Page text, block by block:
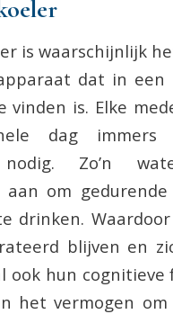
is waarschijnlijk
dat in een
vinden is. Elke
dag immers
Zo’n
aan om
drinken.
blijven en
ook hun cognitieve
het vermogen om